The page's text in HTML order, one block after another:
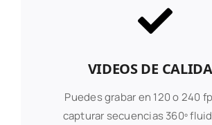
VIDEOS DE
Puedes grabar en 120 o 240
capturar secuencias 360º